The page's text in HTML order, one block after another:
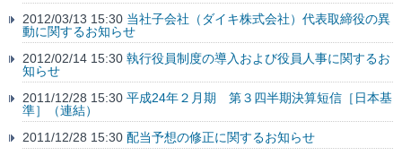
2012/03/13 15:30 当社子会社（ダイキ株式会社）代表取締役の異
動に関するお知らせ
2012/02/14 15:30 執行役員制度の導入および役員人事に関するお
知らせ
2011/12/28 15:30 平成24年２月期 第３四半期決算短信［日本基
準］（連結）
2011/12/28 15:30 配当予想の修正に関するお知らせ